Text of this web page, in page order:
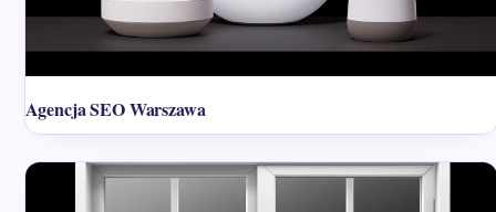
Agencja SEO Warszawa